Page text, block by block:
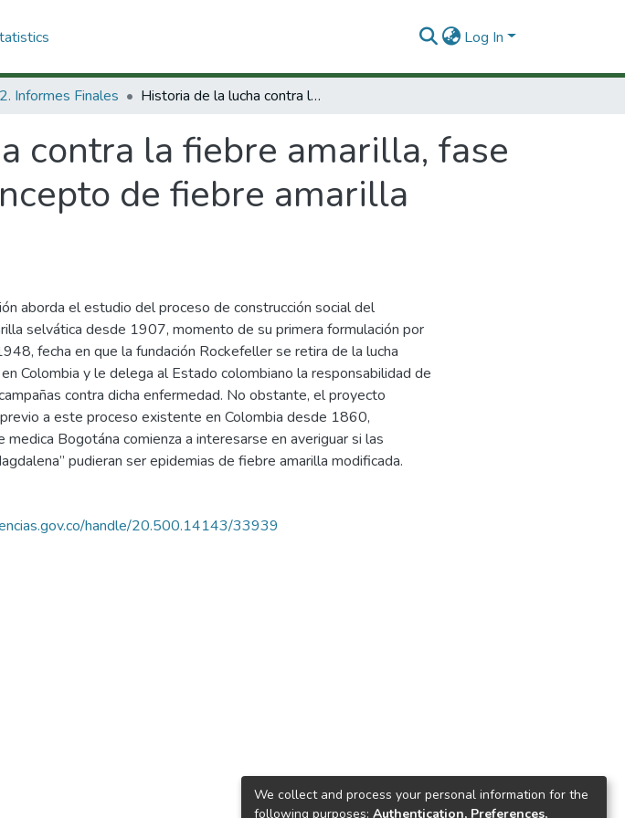
Log In
Informes Finales Historia de la lucha contra la fiebre amarilla, fase I : la construcción social del concepto de fiebre amarilla selvática, entre 1907 y 1948.
contra la fiebre amarilla, fase
de fiebre amarilla
aborda el estudio del proceso de construcción social del
selvática desde 1907, momento de su primera formulación por
fecha en que la fundación Rockefeller se retira de la lucha
Colombia y le delega al Estado colombiano la responsabilidad de
contra dicha enfermedad. No obstante, el proyecto
a este proceso existente en Colombia desde 1860,
Bogotána comienza a interesarse en averiguar si las
pudieran ser epidemias de fiebre amarilla modificada.
handle/20.500.14143/33939
We collect and process your personal information for the
following purposes: Authentication, Preferences,